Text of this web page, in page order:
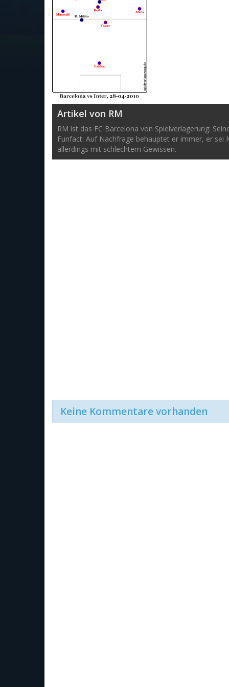
Artikel von RM
RM ist das FC Barcelona von Spielverlagerung:
Funfact: Auf Nachfrage behauptet er immer, er
allerdings mit schlechtem Gewissen.
Keine Kommentare vorhanden